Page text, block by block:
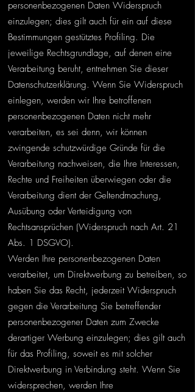
personenbezogenen Daten Widerspruch
einzulegen; dies gilt auch für ein auf diese
Bestimmungen gestütztes Profiling. Die
jeweilige Rechtsgrundlage, auf denen eine
Verarbeitung beruht, entnehmen Sie dieser
Datenschutzerklärung. Wenn Sie Widerspruch
einlegen, werden wir Ihre betroffenen
personenbezogenen Daten nicht mehr
verarbeiten, es sei denn, wir können
zwingende schutzwürdige Gründe für die
Verarbeitung nachweisen, die Ihre Interessen,
Rechte und Freiheiten überwiegen oder die
Verarbeitung dient der Geltendmachung,
Ausübung oder Verteidigung von
Rechtsansprüchen (Widerspruch nach Art. 21
Abs. 1 DSGVO).
Werden Ihre personenbezogenen Daten
verarbeitet, um Direktwerbung zu betreiben, so
haben Sie das Recht, jederzeit Widerspruch
gegen die Verarbeitung Sie betreffender
personenbezogener Daten zum Zwecke
derartiger Werbung einzulegen; dies gilt auch
für das Profiling, soweit es mit solcher
Direktwerbung in Verbindung steht. Wenn Sie
widersprechen, werden Ihre